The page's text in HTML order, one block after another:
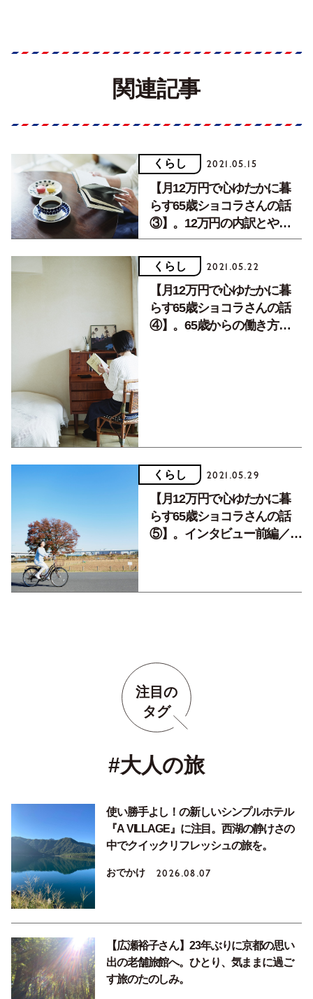
関連記事
くらし 2021.05.15
【月12万円で心ゆたかに暮
らす65歳ショコラさんの話
③】。12万円の内訳とやり
くりのコツ。
くらし 2021.05.22
【月12万円で心ゆたかに暮
らす65歳ショコラさんの話
④】。65歳からの働き方と
くらし 2021.05.29
【月12万円で心ゆたかに暮
らす65歳ショコラさんの話
⑤】。インタビュー前編／私
注目の
タグ
#大人の旅
使い勝手よし！の新しいシンプルホテル
『A VILLAGE』に注目。西湖の静けさの
中でクイックリフレッシュの旅を。
おでかけ 2026.08.07
【広瀬裕子さん】23年ぶりに京都の思い
出の老舗旅館へ。ひとり、気ままに過ご
す旅のたのしみ。